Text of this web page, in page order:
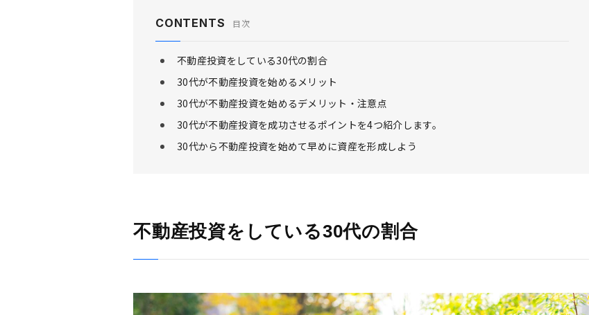
CONTENTS 目次
不動産投資をしている30代の割合
30代が不動産投資を始めるメリット
30代が不動産投資を始めるデメリット・注意点
30代が不動産投資を成功させるポイントを4つ紹介します。
30代から不動産投資を始めて早めに資産を形成しよう
不動産投資をしている30代の割合